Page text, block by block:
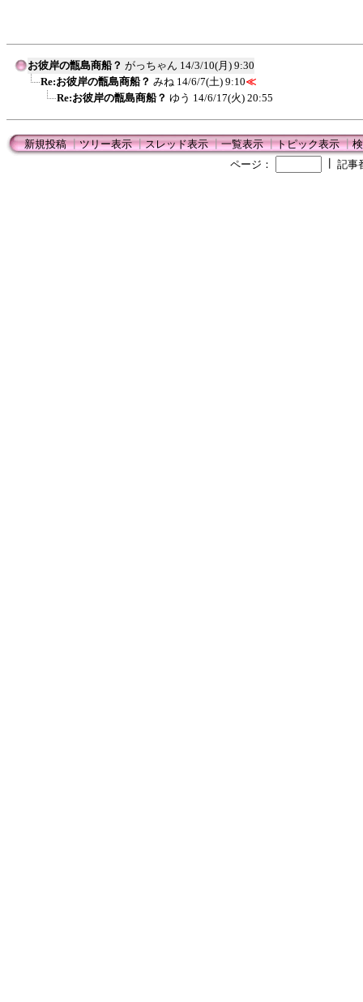
お彼岸の甑島商船？ がっちゃん 14/3/10(月) 9:30
Re:お彼岸の甑島商船？ みね 14/6/7(土) 9:10≪
Re:お彼岸の甑島商船？ ゆう 14/6/17(火) 20:55
新規投稿┃ツリー表示┃スレッド表示┃一覧表示┃トピック表示┃
ページ：
記事